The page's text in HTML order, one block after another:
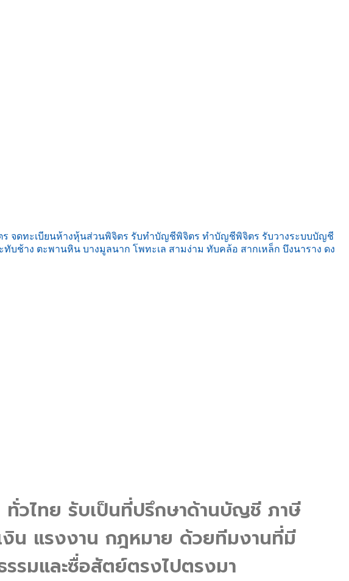
จดทะเบียนห้างหุ้นส่วนพิจิตร รับทำบัญชีพิจิตร ทำบัญชีพิจิตร รับวางระบบบัญชี
ช้าง ตะพานหิน บางมูลนาก โพทะเล สามง่าม ทับคล้อ สากเหล็ก บึงนาราง ดง
ทั่วไทย รับเป็นที่ปรึกษาด้านบัญชี ภาษี
งิน แรงงาน กฎหมาย ด้วยทีมงานที่มี
รมและซื่อสัตย์ตรงไปตรงมา